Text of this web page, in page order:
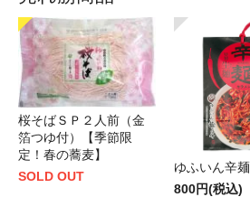
桜そばＳＰ２人前（金
箔つゆ付）【季節限
定！春の蕎麦】
SOLD OUT
ゆふいん辛麺
800円(税込)